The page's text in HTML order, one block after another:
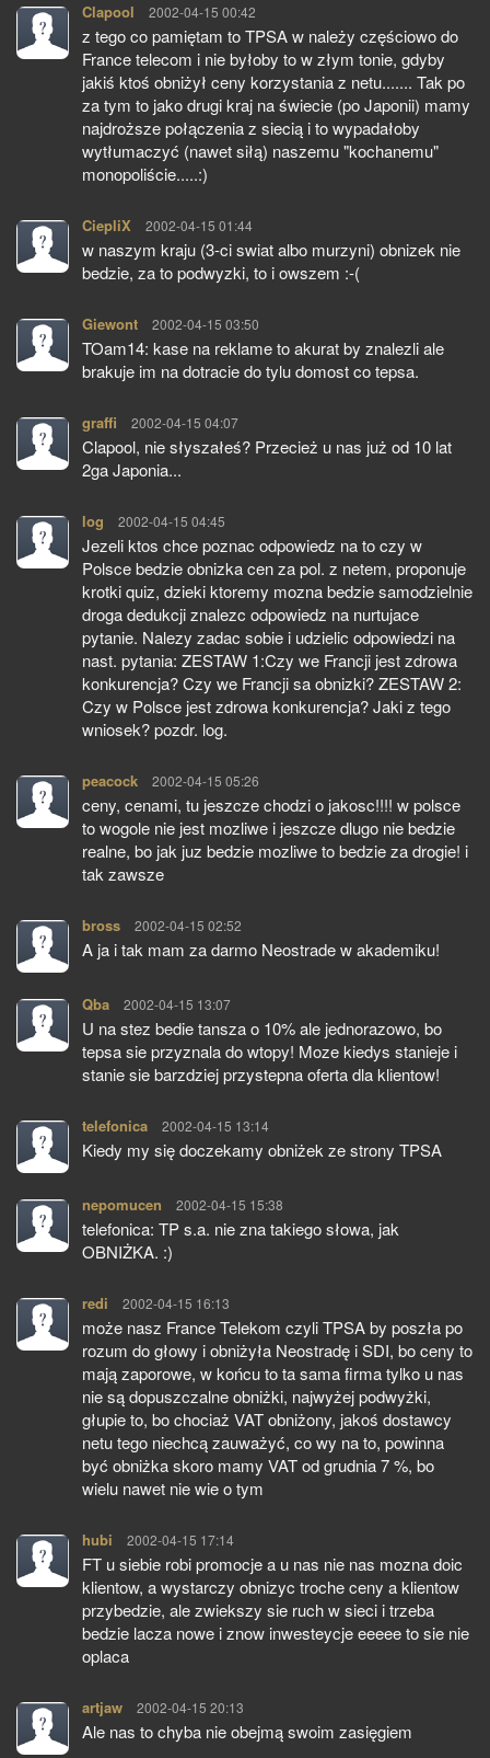
Clapool pisze:
2002-04-15 00:42
z tego co pamiętam to TPSA w należy częściowo do
France telecom i nie byłoby to w złym tonie, gdyby
jakiś ktoś obniżył ceny korzystania z netu....... Tak po
za tym to jako drugi kraj na świecie (po Japonii) mamy
najdroższe połączenia z siecią i to wypadałoby
wytłumaczyć (nawet siłą) naszemu "kochanemu"
monopoliście.....:)
CiepliX pisze:
2002-04-15 01:44
w naszym kraju (3-ci swiat albo murzyni) obnizek nie
bedzie, za to podwyzki, to i owszem :-(
Giewont pisze:
2002-04-15 03:50
TOam14: kase na reklame to akurat by znalezli ale
brakuje im na dotracie do tylu domost co tepsa.
graffi pisze:
2002-04-15 04:07
Clapool, nie słyszałeś? Przecież u nas już od 10 lat
2ga Japonia...
log pisze:
2002-04-15 04:45
Jezeli ktos chce poznac odpowiedz na to czy w
Polsce bedzie obnizka cen za pol. z netem, proponuje
krotki quiz, dzieki ktoremy mozna bedzie samodzielnie
droga dedukcji znalezc odpowiedz na nurtujace
pytanie. Nalezy zadac sobie i udzielic odpowiedzi na
nast. pytania: ZESTAW 1:Czy we Francji jest zdrowa
konkurencja? Czy we Francji sa obnizki? ZESTAW 2:
Czy w Polsce jest zdrowa konkurencja? Jaki z tego
wniosek? pozdr. log.
peacock pisze:
2002-04-15 05:26
ceny, cenami, tu jeszcze chodzi o jakosc!!!! w polsce
to wogole nie jest mozliwe i jeszcze dlugo nie bedzie
realne, bo jak juz bedzie mozliwe to bedzie za drogie! i
tak zawsze
bross pisze:
2002-04-15 02:52
A ja i tak mam za darmo Neostrade w akademiku!
Qba pisze:
2002-04-15 13:07
U na stez bedie tansza o 10% ale jednorazowo, bo
tepsa sie przyznala do wtopy! Moze kiedys stanieje i
stanie sie barzdziej przystepna oferta dla klientow!
telefonica pisze:
2002-04-15 13:14
Kiedy my się doczekamy obniżek ze strony TPSA
nepomucen pisze:
2002-04-15 15:38
telefonica: TP s.a. nie zna takiego słowa, jak
OBNIŻKA. :)
redi pisze:
2002-04-15 16:13
może nasz France Telekom czyli TPSA by poszła po
rozum do głowy i obniżyła Neostradę i SDI, bo ceny to
mają zaporowe, w końcu to ta sama firma tylko u nas
nie są dopuszczalne obniżki, najwyżej podwyżki,
głupie to, bo chociaż VAT obniżony, jakoś dostawcy
netu tego niechcą zauważyć, co wy na to, powinna
być obniżka skoro mamy VAT od grudnia 7 %, bo
wielu nawet nie wie o tym
hubi pisze:
2002-04-15 17:14
FT u siebie robi promocje a u nas nie nas mozna doic
klientow, a wystarczy obnizyc troche ceny a klientow
przybedzie, ale zwiekszy sie ruch w sieci i trzeba
bedzie lacza nowe i znow inwesteycje eeeee to sie nie
oplaca
artjaw pisze:
2002-04-15 20:13
Ale nas to chyba nie obejmą swoim zasięgiem